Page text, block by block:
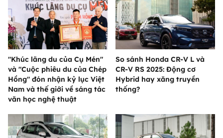
"Khúc lãng du của Cụ Mén"
và "Cuộc phiêu du của Chép
Hồng" đón nhận kỷ lục Việt
Nam và thế giới về sáng tác
văn học nghệ thuật
So sánh Honda CR-V L và
CR-V RS 2025: Động cơ
Hybrid hay xăng truyền
thống?